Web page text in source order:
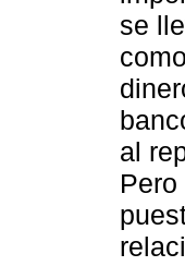
se
al